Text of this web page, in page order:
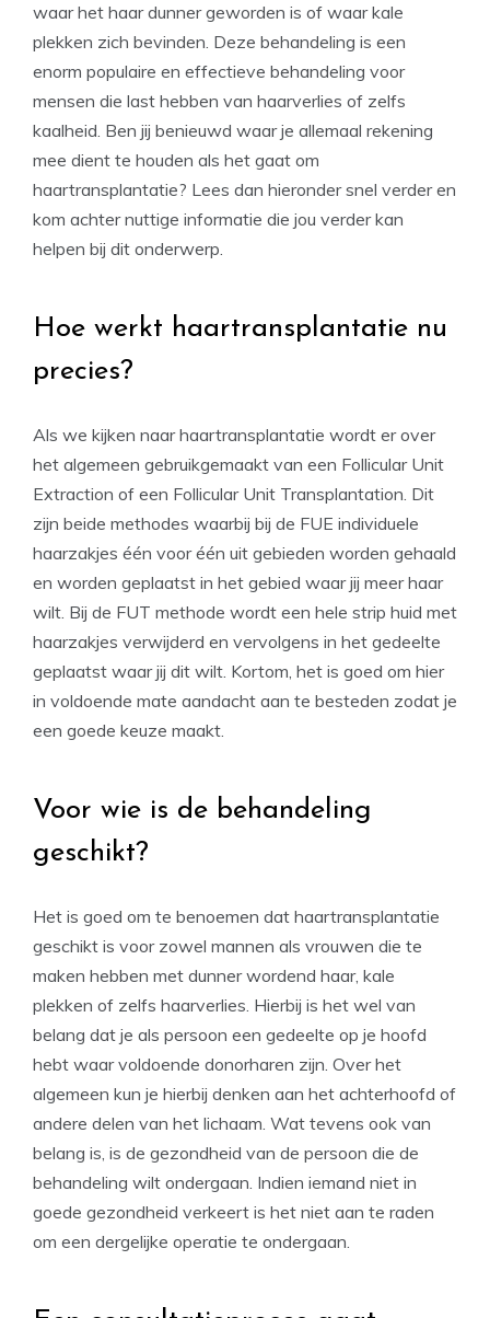
waar het haar dunner geworden is of waar kale
plekken zich bevinden. Deze behandeling is een
enorm populaire en effectieve behandeling voor
mensen die last hebben van haarverlies of zelfs
kaalheid. Ben jij benieuwd waar je allemaal rekening
mee dient te houden als het gaat om
haartransplantatie? Lees dan hieronder snel verder en
kom achter nuttige informatie die jou verder kan
helpen bij dit onderwerp.
Hoe werkt haartransplantatie nu
precies?
Als we kijken naar haartransplantatie wordt er over
het algemeen gebruikgemaakt van een Follicular Unit
Extraction of een Follicular Unit Transplantation. Dit
zijn beide methodes waarbij bij de FUE individuele
haarzakjes één voor één uit gebieden worden gehaald
en worden geplaatst in het gebied waar jij meer haar
wilt. Bij de FUT methode wordt een hele strip huid met
haarzakjes verwijderd en vervolgens in het gedeelte
geplaatst waar jij dit wilt. Kortom, het is goed om hier
in voldoende mate aandacht aan te besteden zodat je
een goede keuze maakt.
Voor wie is de behandeling
geschikt?
Het is goed om te benoemen dat haartransplantatie
geschikt is voor zowel mannen als vrouwen die te
maken hebben met dunner wordend haar, kale
plekken of zelfs haarverlies. Hierbij is het wel van
belang dat je als persoon een gedeelte op je hoofd
hebt waar voldoende donorharen zijn. Over het
algemeen kun je hierbij denken aan het achterhoofd of
andere delen van het lichaam. Wat tevens ook van
belang is, is de gezondheid van de persoon die de
behandeling wilt ondergaan. Indien iemand niet in
goede gezondheid verkeert is het niet aan te raden
om een dergelijke operatie te ondergaan.